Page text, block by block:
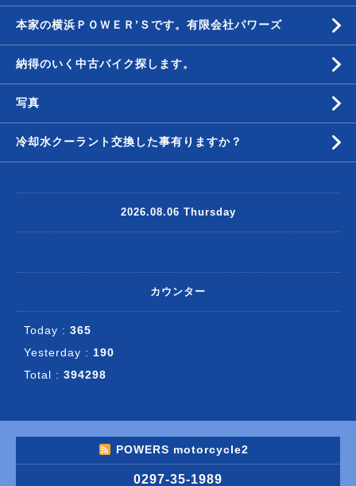
本家の横浜ＰＯＷＥＲ’Ｓです。有限会社パワーズ
納得のいく中古バイク探します。
写真
冷却水クーラント交換した事有りますか？
2026.08.06 Thursday
カウンター
Today : 365
Yesterday : 190
Total : 394298
POWERS motorcycle2
0297-35-1989